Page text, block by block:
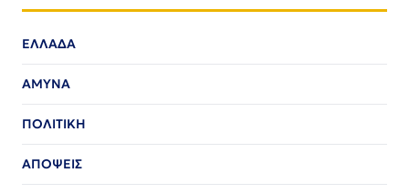
ΕΛΛΑΔΑ
ΑΜΥΝΑ
ΠΟΛΙΤΙΚΗ
ΑΠΟΨΕΙΣ